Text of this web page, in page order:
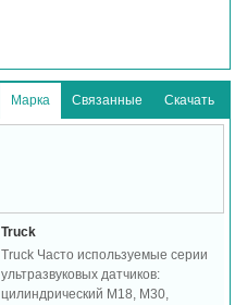
Марка Связанные Скачать
Truck
Truck Часто используемые серии
ультразвуковых датчиков:
цилиндрический M18, M30,